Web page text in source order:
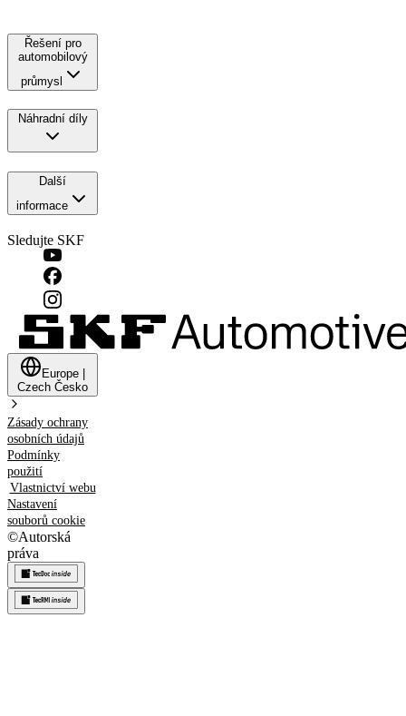
Řešení pro
automobilový
průmysl
Náhradní díly
Další
informace
Sledujte SKF
Europe
Czech Česko
Zásady ochrany
osobních údajů
Podmínky
použití
Vlastnictví webu
Nastavení
souborů cookie
©Autorská
práva